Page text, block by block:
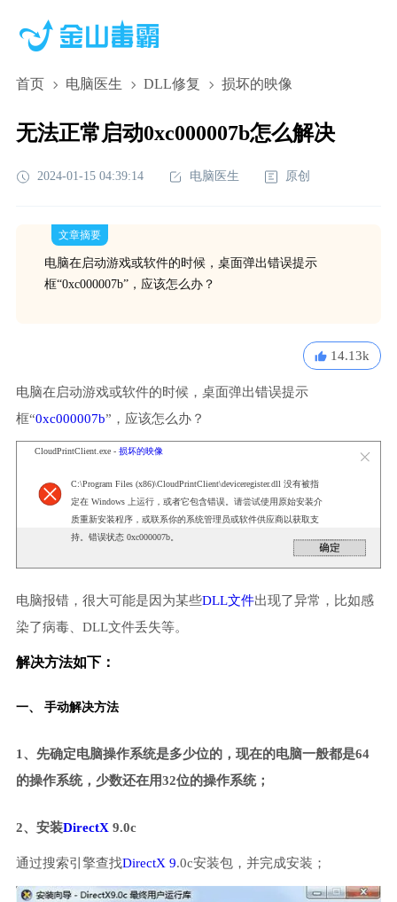
首页 电脑医生 DLL修复 损坏的映像
无法正常启动0xc000007b怎么解决
2024-01-15 04:39:14 电脑医生 原创
文章摘要
电脑在启动游戏或软件的时候，桌面弹出错误提示
框“0xc000007b”，应该怎么办？
14.13k
电脑在启动游戏或软件的时候，桌面弹出错误提示
框“0xc000007b”，应该怎么办？
CloudPrintClient.exe - 损坏的映像
C:\Program Files (x86)\CloudPrintClient\deviceregister.dll 没有被指
定在 Windows 上运行，或者它包含错误。请尝试使用原始安装介
质重新安装程序，或联系你的系统管理员或软件供应商以获取支
持。错误状态 0xc000007b。
电脑报错，很大可能是因为某些DLL文件出现了异常，比如感
染了病毒、DLL文件丢失等。
解决方法如下：
一、 手动解决方法
1、先确定电脑操作系统是多少位的，现在的电脑一般都是64
的操作系统，少数还在用32位的操作系统；
2、安装DirectX 9.0c
通过搜索引擎查找DirectX 9.0c安装包，并完成安装；